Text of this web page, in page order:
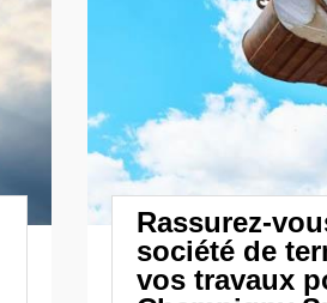
Rassurez-
société de
vos travaux